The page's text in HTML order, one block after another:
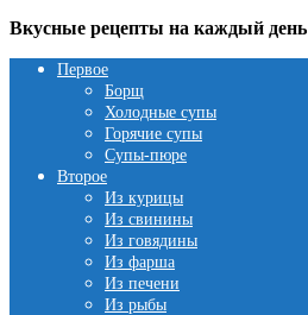
Вкусные рецепты на каждый день
Первое
Борщ
Холодные супы
Горячие супы
Супы-пюре
Второе
Из курицы
Из свинины
Из говядины
Из фарша
Из печени
Из рыбы